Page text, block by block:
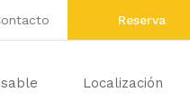
Reserva
Localización